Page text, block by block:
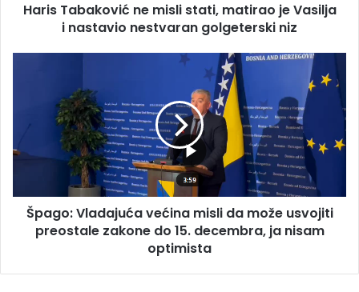
nastavio
Haris Tabaković ne misli stati, matirao je Vasilja
i nastavio nestvaran golgeterski niz
usvojiti
zakone
nisam
Špago: Vladajuća većina misli da može usvojiti
preostale zakone do 15. decembra, ja nisam
optimista